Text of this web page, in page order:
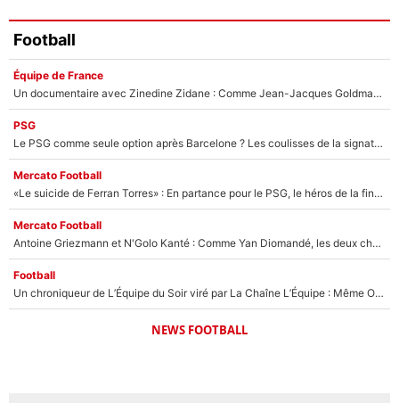
Football
Équipe de France
Un documentaire avec Zinedine Zidane : Comme Jean-Jacques Goldman et Mylène Farmer, le nouveau sélectionneur de l'équipe de France a recalé une journaliste très connue
PSG
Le PSG comme seule option après Barcelone ? Les coulisses de la signature historique de Lionel Messi sont révélées au grand jour !
Mercato Football
«Le suicide de Ferran Torres» : En partance pour le PSG, le héros de la finale de la Coupe du monde s'attire les foudres de la presse espagnole !
Mercato Football
Antoine Griezmann et N'Golo Kanté : Comme Yan Diomandé, les deux champions du monde ont refusé de signer au PSG !
Football
Un chroniqueur de L’Équipe du Soir viré par La Chaîne L’Équipe : Même Olivier Ménard n’avait pas pu empêcher son départ, «je l’ai appris sur Twitter, je l’ai vécu assez mal»
NEWS FOOTBALL